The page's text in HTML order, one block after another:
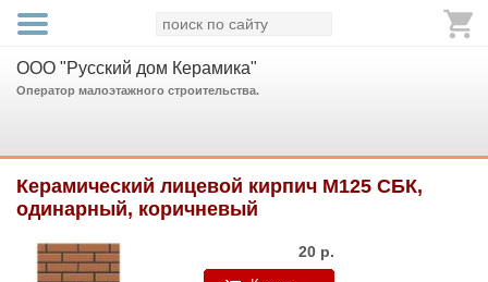
ООО "Русский дом Керамика"
Оператор малоэтажного строительства.
Керамический лицевой кирпич М125 СБК,
одинарный, коричневый
20 р.